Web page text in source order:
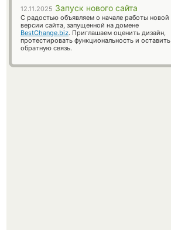
12.11.2025 Запуск нового сайта
С радостью объявляем о начале работы новой
версии сайта, запущенной на домене
BestChange.biz. Приглашаем оценить дизайн,
протестировать функциональность и оставить
обратную связь.